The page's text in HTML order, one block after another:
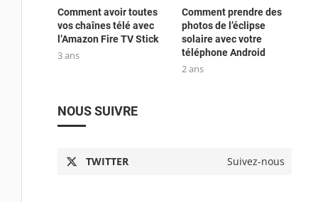
Comment avoir toutes
vos chaînes télé avec
l’Amazon Fire TV Stick
3 ans
Comment prendre des
photos de l’éclipse
solaire avec votre
téléphone Android
2 ans
NOUS SUIVRE
TWITTER Suivez-nous